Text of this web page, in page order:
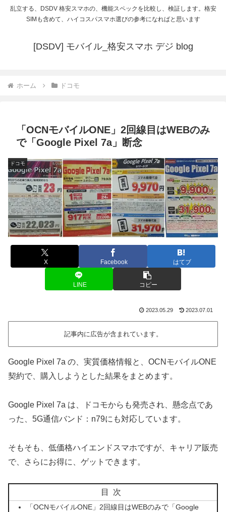
乱立する、DSDV 格安スマホの、機能スペックを比較し、検証します。格安
SIMも含めて、ハイコスパスマホ選びの参考になればと思います
[DSDV] モバイル_格安スマホ デジ blog
ホーム ドコモ
「OCNモバイルONE」2回線目はWEBのみ
で「Google Pixel 7a」断念
ドコモ
X Facebook はてブ
LINE コピー
2023.05.29 2023.07.01
記事内に広告が含まれています。
Google Pixel 7a の、実質価格情報と、OCNモバイルONE
契約で、購入しようとした結果をまとめます。
Google Pixel 7a は、ドコモからも発売され、懸念点であ
った、5G通信バンド：n79にも対応しています。
そもそも、低価格ハイエンドスマホですが、キャリア販売
で、さらにお得に、ゲットできます。
目次
「OCNモバイルONE」2回線目はWEBのみで「Google